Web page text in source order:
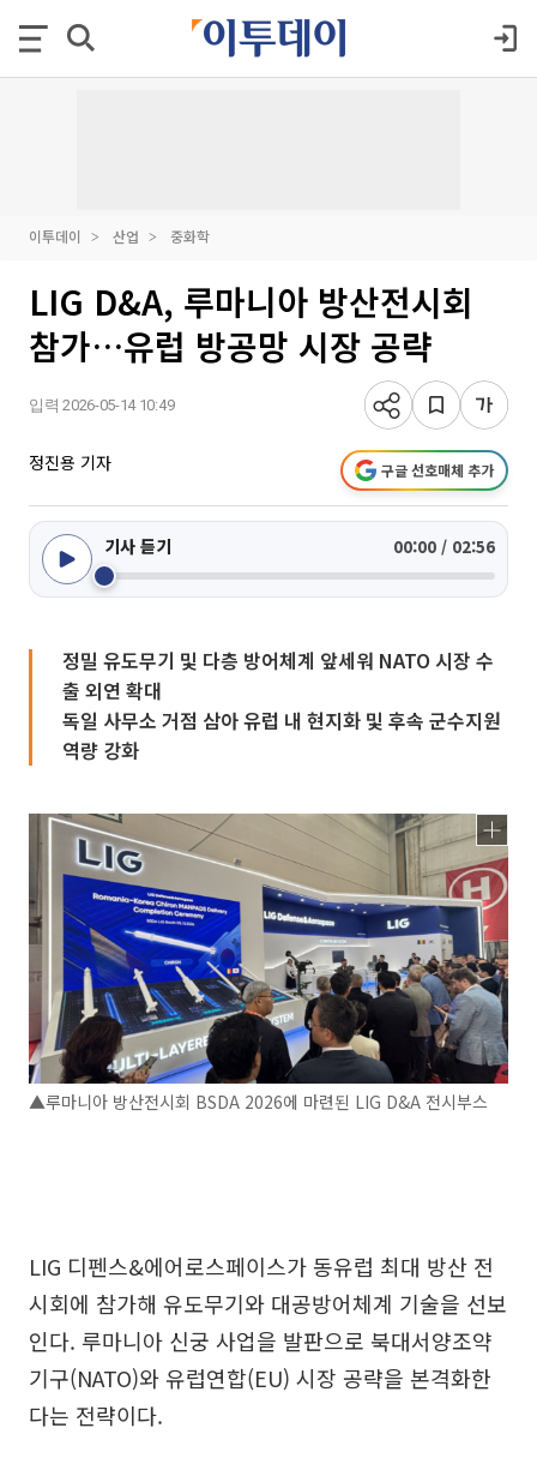
이투데이 산업 중화학
LIG D&A, 루마니아 방산전시회
참가…유럽 방공망 시장 공략
입력 2026-05-14 10:49
정진용 기자 구글 선호매체 추가
기사 듣기 00:00 / 02:56
정밀 유도무기 및 다층 방어체계 앞세워 NATO 시장 수
출 외연 확대
독일 사무소 거점 삼아 유럽 내 현지화 및 후속 군수지원
역량 강화
▲루마니아 방산전시회 BSDA 2026에 마련된 LIG D&A 전시부스
LIG 디펜스&에어로스페이스가 동유럽 최대 방산 전
시회에 참가해 유도무기와 대공방어체계 기술을 선보
인다. 루마니아 신궁 사업을 발판으로 북대서양조약
기구(NATO)와 유럽연합(EU) 시장 공략을 본격화한
다는 전략이다.